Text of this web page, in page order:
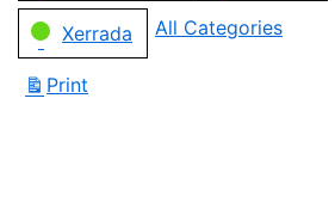
Xerrada All Categories
Print